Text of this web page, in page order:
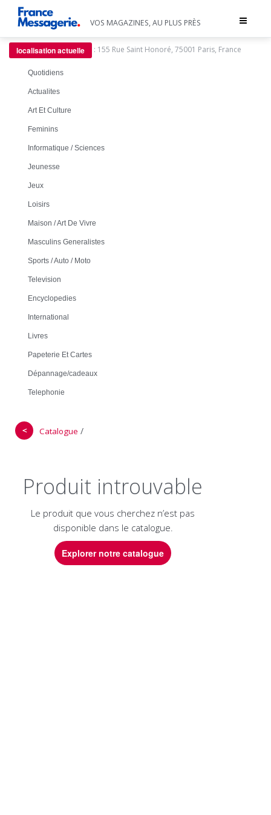
Toggle
VOS MAGAZINES, AU PLUS PRÈS
localisation actuelle : 155 Rue Saint Honoré, 75001 Paris, France
Quotidiens
Actualites
Art Et Culture
Feminins
Informatique / Sciences
Jeunesse
Jeux
Loisirs
Maison / Art De Vivre
Masculins Generalistes
Sports / Auto / Moto
Television
Encyclopedies
International
Livres
Papeterie Et Cartes
Dépannage/cadeaux
Telephonie
＜ Catalogue /
Produit introuvable
Le produit que vous cherchez n’est pas
disponible dans le catalogue.
Explorer notre catalogue